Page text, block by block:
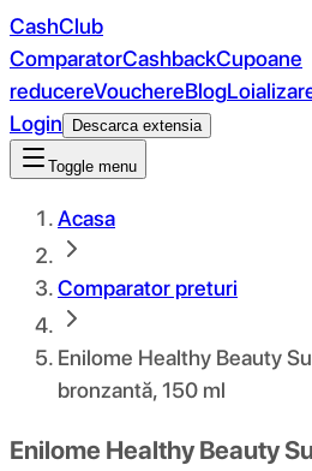
CashClub
ComparatorCashbackCupoane
reducereVouchereBlog
Login
Descarca extensia
Toggle menu
Acasa
Comparator preturi
Enilome Healthy Beauty
bronzantă, 150 ml
Enilome Healthy Beauty